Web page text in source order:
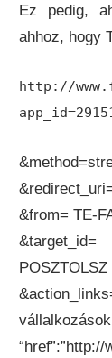
Ez pedig,
ahhoz, hogy
http://
&from= TE-
POSZTOLSZ